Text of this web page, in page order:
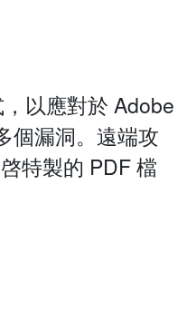
以應對於 Adobe
個漏洞。遠端攻
特製的 PDF 檔